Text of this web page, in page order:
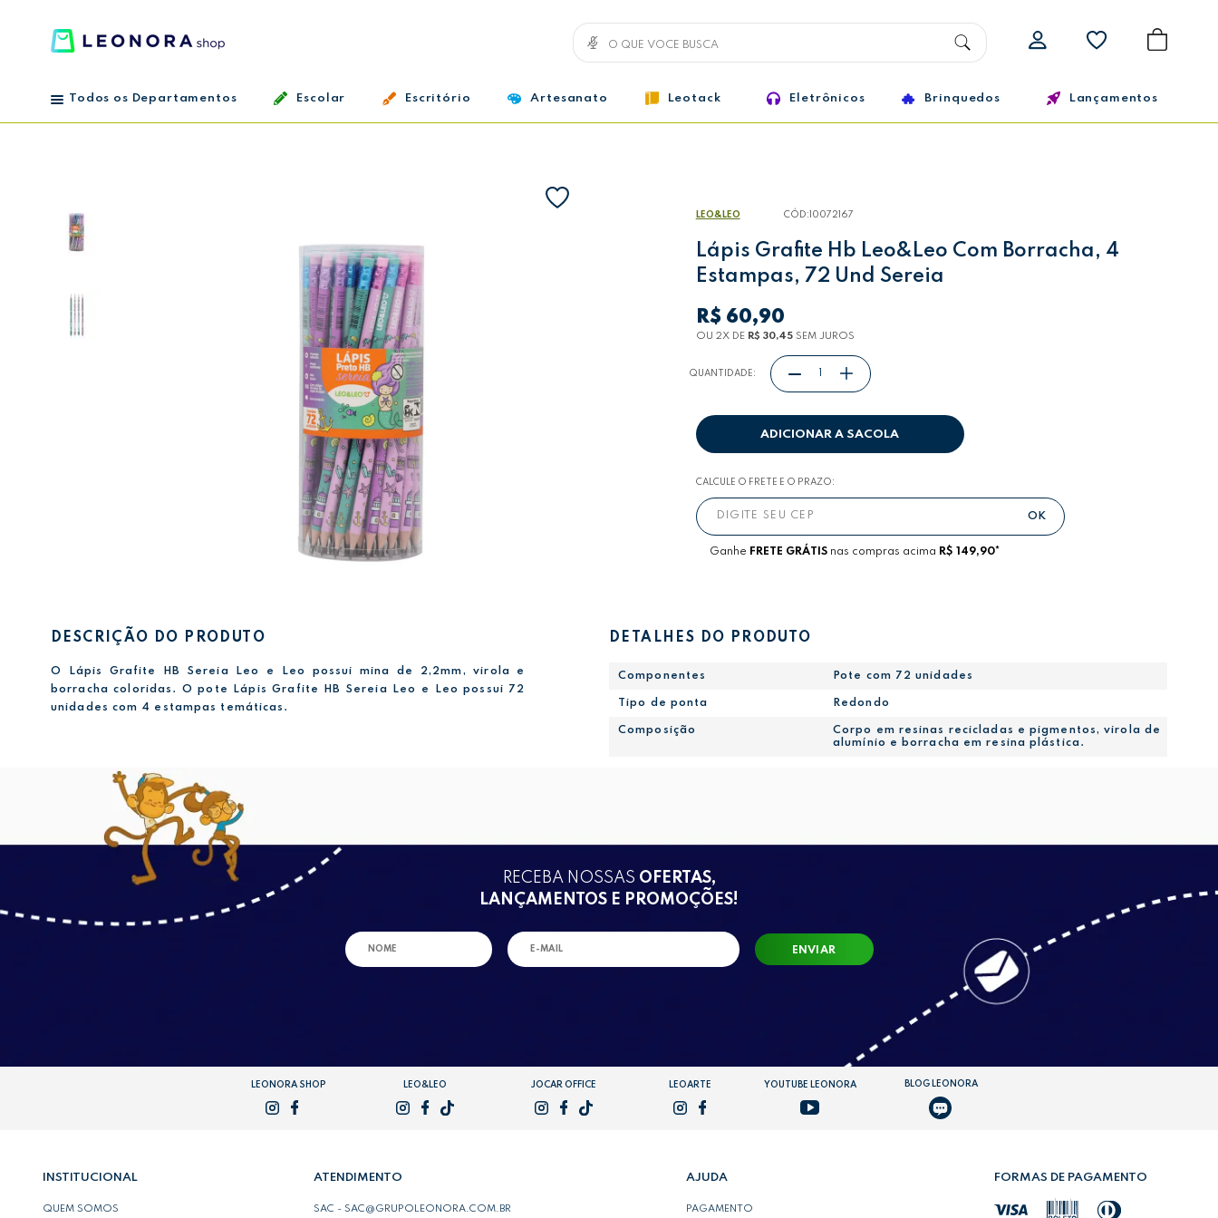
Todos os Departamentos Escolar Escritório Artesanato Leotack Eletrônicos Brinquedos Lançamentos
LEO&LEO CÓD: 10072167
Lápis Grafite Hb Leo&Leo Com Borracha, 4
Estampas, 72 Und Sereia
R$ 60,90
OU 2XDE R$ 30,45SEM JUROS
QUANTIDADE:
ADICIONAR A SACOLA
CALCULE O FRETE E O PRAZO:
Ganhe FRETE GRÁTISnas compras acima R$ 149,90*
DESCRIÇÃO DO PRODUTO
O Lápis Grafite HB Sereia Leo e Leo possui mina de 2,2mm, virola e
borracha coloridas. O pote Lápis Grafite HB Sereia Leo e Leo possui 72
unidades com 4 estampas temáticas.
DETALHES DO PRODUTO
Componentes Pote com 72 unidades
Tipo de ponta Redondo
Composição
Corpo em resinas recicladas e pigmentos, virola de
alumínio e borracha em resina plástica.
RECEBA NOSSAS OFERTAS,
LANÇAMENTOS E PROMOÇÕES!
ENVIAR
LEONORA SHOP LEO&LEO JOCAR OFFICE LEOARTE YOUTUBE LEONORA BLOG LEONORA
INSTITUCIONAL
QUEM SOMOS
ATENDIMENTO
SAC - SAC@GRUPOLEONORA.COM.BR
AJUDA
PAGAMENTO
FORMAS DE PAGAMENTO